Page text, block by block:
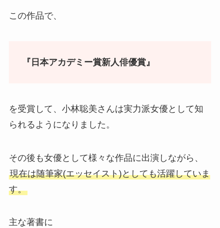
この作品で、
『日本アカデミー賞新人俳優賞』
を受賞して、小林聡美さんは実力派女優として知
られるようになりました。
その後も女優として様々な作品に出演しながら、
現在は随筆家(エッセイスト)としても活躍していま
す。
主な著書に